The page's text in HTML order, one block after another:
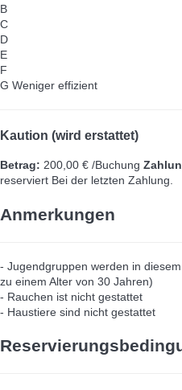
B
C
D
E
F
G Weniger effizient
Kaution (wird erstattet)
Betrag: 200,00 € /Buchung
reserviert Bei der letzten Zahlung.
Anmerkungen
- Jugendgruppen werden in
zu einem Alter von 30 Jahren)
- Rauchen ist nicht gestattet
- Haustiere sind nicht gestattet